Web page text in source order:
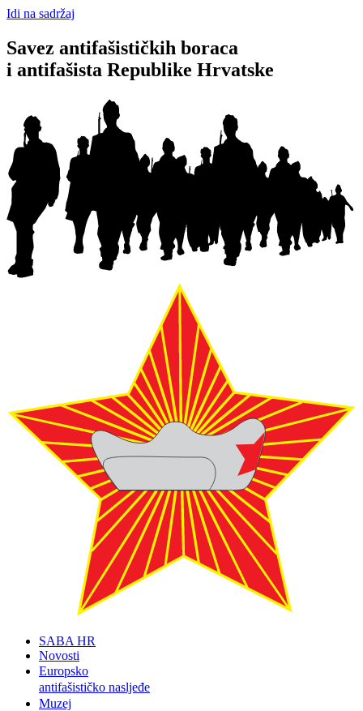
Idi na sadržaj
Savez antifašističkih boraca
i antifašista Republike Hrvatske
SABA HR
Novosti
Europsko
antifašističko nasljeđe
Muzej